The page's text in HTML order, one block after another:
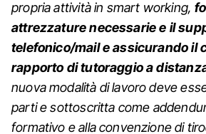
propria attività in smart working,
attrezzature necessarie e il
telefonico/mail e assicurando il
rapporto di tutoraggio a
nuova modalità di lavoro deve
parti e sottoscritta come
formativo e alla convenzione di